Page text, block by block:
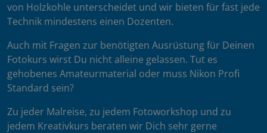
von Holzkohle unterscheidet und wir bieten für fast jede
Technik mindestens einen Dozenten.
Auch mit Fragen zur benötigten Ausrüstung für Deinen
Fotokurs wirst Du nicht alleine gelassen. Tut es
gehobenes Amateurmaterial oder muss Nikon Profi
Standard sein?
Zu jeder Malreise, zu jedem Fotoworkshop und zu
jedem Kreativkurs beraten wir Dich sehr gerne